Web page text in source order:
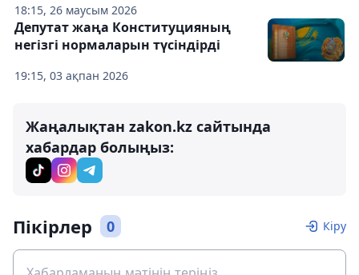
18:15, 26 маусым 2026
19:15, 03 ақпан 2026
Депутат жаңа Конституцияның
негізгі нормаларын түсіндірді
Жаңалықтан zakon.kz сайтында
хабардар болыңыз:
Пікірлер 0 Кіру